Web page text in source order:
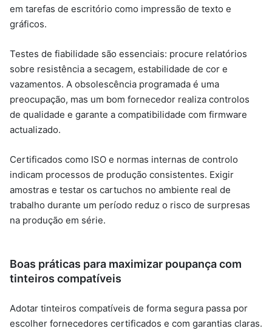
em tarefas de escritório como impressão de texto e
gráficos.
Testes de fiabilidade são essenciais: procure relatórios
sobre resistência a secagem, estabilidade de cor e
vazamentos. A obsolescência programada é uma
preocupação, mas um bom fornecedor realiza controlos
de qualidade e garante a compatibilidade com firmware
actualizado.
Certificados como ISO e normas internas de controlo
indicam processos de produção consistentes. Exigir
amostras e testar os cartuchos no ambiente real de
trabalho durante um período reduz o risco de surpresas
na produção em série.
Boas práticas para maximizar poupança com
tinteiros compatíveis
Adotar tinteiros compatíveis de forma segura passa por
escolher fornecedores certificados e com garantias claras.